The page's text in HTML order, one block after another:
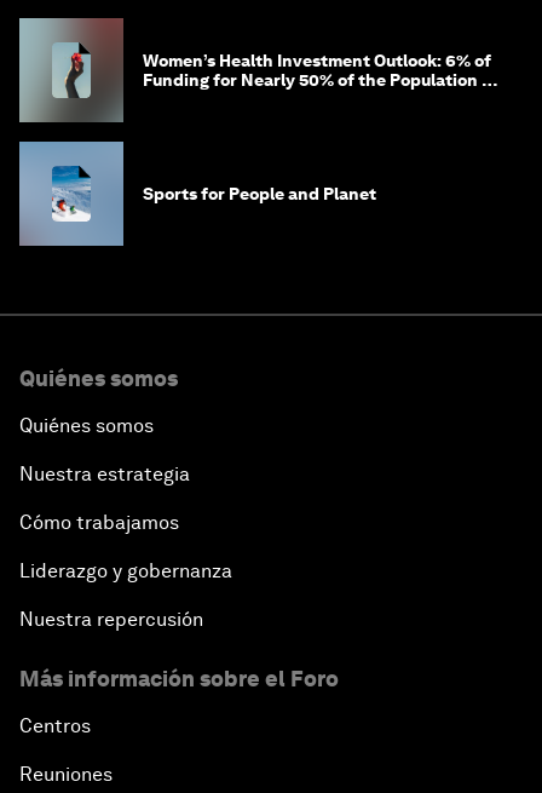
Women’s Health Investment Outlook: 6% of
Funding for Nearly 50% of the Population –
Sports for People and Planet
Quiénes somos
Quiénes somos
Nuestra estrategia
Cómo trabajamos
Liderazgo y gobernanza
Nuestra repercusión
Más información sobre el Foro
Centros
Reuniones